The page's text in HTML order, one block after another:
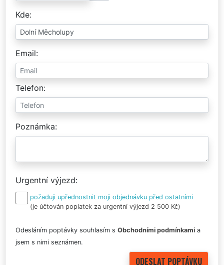
Kde
Email
Telefon
Poznámka
Urgentní výjezd
požaduji upřednostnit moji objednávku před ostatními
(je účtován poplatek za urgentní výjezd 2 500 Kč)
Odesláním poptávky souhlasím s Obchodními podmínkami a
jsem s nimi seznámen.